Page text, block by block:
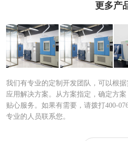
更多产
8 8
我们有专业的定制开发团队，可以根
应用解决方案。从方案指定，确定方
贴心服务。如果有需要，请拨打400-
专业的人员联系您。